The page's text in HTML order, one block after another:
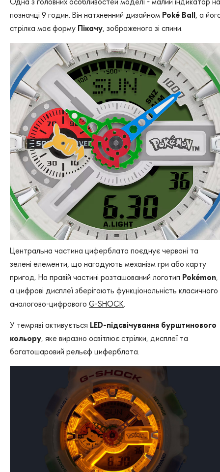
позначці 9 годин. Він натхненний дизайном Poké Ball , а
стрілка має форму Пікачу , зображеного зі спини.
Центральна частина циферблата поєднує червоні та
зелені елементи, що нагадують механізм гри або карту
пригод. На правій частині розташований логотип Pokémon,
а цифрові дисплеї зберігають функціональність класичного
аналогово-цифрового G-SHOCK.
У темряві активується LED-підсвічування бурштинового
кольору, яке виразно освітлює стрілки, дисплеї та
багатошаровий рельєф циферблата.